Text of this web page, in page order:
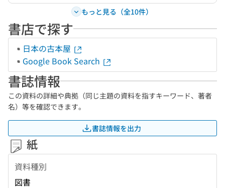
もっと見る（全10件）
書店で探す
日本の古本屋
Google Book Search
書誌情報
この資料の詳細や典拠（同じ主題の資料を指すキーワード、著者
名）等を確認できます。
書誌情報を出力
紙
資料種別
図書